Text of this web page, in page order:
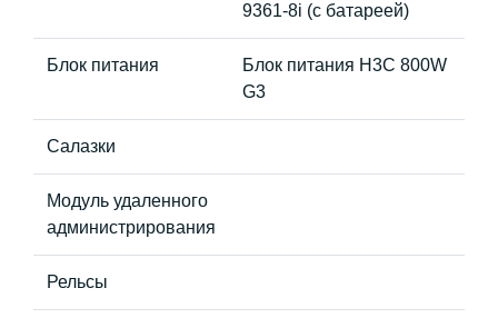
9361-8i (с батареей)
Блок питания
Блок питания H3C 800W
G3
Салазки
Модуль удаленного
администрирования
Рельсы